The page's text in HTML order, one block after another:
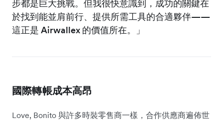
步都是巨大挑戰。但我很快意識到，成功的關鍵在
於找到能並肩前行、提供所需工具的合適夥伴——
這正是 Airwallex 的價值所在。」
國際轉帳成本高昂
Love, Bonito 與許多時裝零售商一樣，合作供應商遍佈世